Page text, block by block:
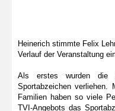
Heinerich stimmte Felix
Verlauf der Veranstaltung
Als erstes wurden die
Sportabzeichen verliehen.
Familien haben so viele
TVI-Angebots das